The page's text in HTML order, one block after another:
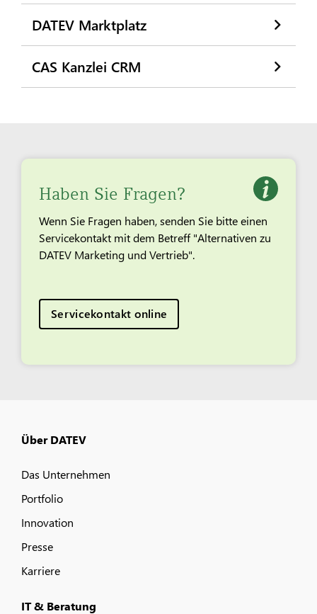
DATEV Marktplatz
CAS Kanzlei CRM
Haben Sie Fragen?
Wenn Sie Fragen haben, senden Sie bitte einen
Servicekontakt mit dem Betreff "Alternativen zu
DATEV Marketing und Vertrieb".
Servicekontakt online
Über DATEV
Das Unternehmen
Portfolio
Innovation
Presse
Karriere
IT & Beratung